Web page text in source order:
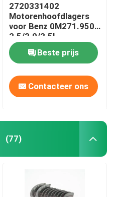
2720331402
Motorenhoofdlagers
voor Benz 0M271.950
2.5/3.0/3.5L
Beste prijs
Contacteer ons
(77)